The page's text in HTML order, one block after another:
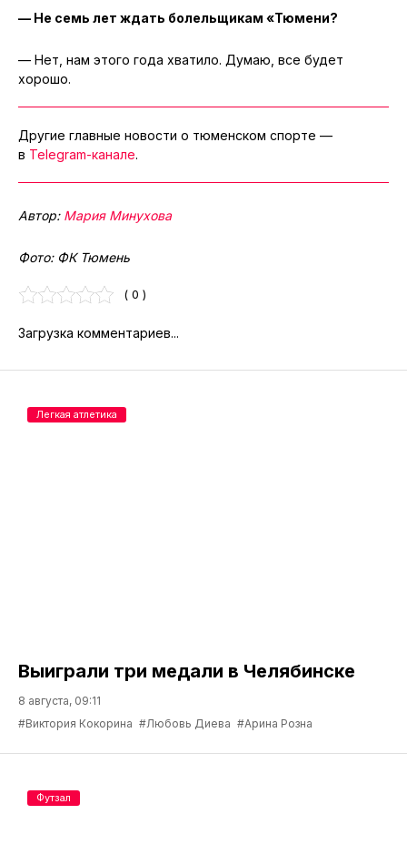
— Не семь лет ждать болельщикам «Тюмени?
— Нет, нам этого года хватило. Думаю, все будет
хорошо.
Другие главные новости о тюменском спорте —
в Telegram-канале.
Автор: Мария Минухова
Фото: ФК Тюмень
( 0 )
Загрузка комментариев...
Выиграли три медали в Челябинске
8 августа, 09:11
#Виктория Кокорина #Любовь Диева #Арина Розна
Легкая атлетика
Футзал